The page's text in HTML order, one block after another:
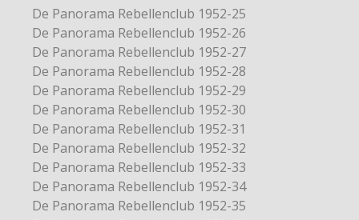
De Panorama Rebellenclub 1952-25
De Panorama Rebellenclub 1952-26
De Panorama Rebellenclub 1952-27
De Panorama Rebellenclub 1952-28
De Panorama Rebellenclub 1952-29
De Panorama Rebellenclub 1952-30
De Panorama Rebellenclub 1952-31
De Panorama Rebellenclub 1952-32
De Panorama Rebellenclub 1952-33
De Panorama Rebellenclub 1952-34
De Panorama Rebellenclub 1952-35